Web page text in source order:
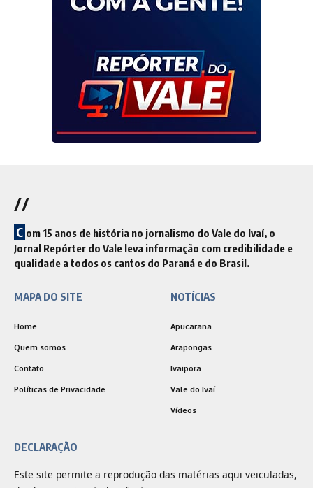
//
C om 15 anos de história no jornalismo do Vale do Ivaí, o
Jornal Repórter do Vale leva informação com credibilidade e
qualidade a todos os cantos do Paraná e do Brasil.
MAPA DO SITE
Home
Quem somos
Contato
Políticas de Privacidade
NOTÍCIAS
Apucarana
Arapongas
Ivaiporã
Vale do Ivaí
Vídeos
DECLARAÇÃO
Este site permite a reprodução das matérias aqui veiculadas,